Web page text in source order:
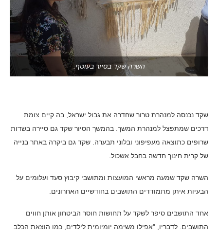
השרה שקד בסיור בעוטף.
שקד נכנסה למנהרת טרור שחדרה את גבול ישראל, בה קיים צומת
דרכים שמתפצל למנהרת המשך. בהמשך הסיור שקד גם סיירה בשדות
שרופים כתוצאה מעפיפוני ובלוני תבערה. שקד גם ביקרה באתר בנייה
של קרית חינוך חדשה בחבל אשכול.
השרה שקד שמעה מראשי המועצות ומתושבי קיבוץ סעד ועלומים על
הבעיות איתן מתמודדים התושבים בחודשיים האחרונים.
אחד התושבים סיפר לשקד על תחושות חוסר הביטחון אותן חווים
התושבים. לדבריו, "אפילו משימה יומיומית לילדים, כמו הוצאת הכלב